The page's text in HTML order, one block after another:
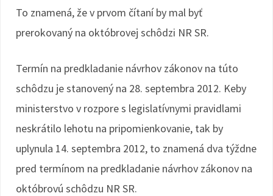
To znamená, že v prvom čítaní by mal byť
prerokovaný na októbrovej schôdzi NR SR.
Termín na predkladanie návrhov zákonov na túto
schôdzu je stanovený na 28. septembra 2012. Keby
ministerstvo v rozpore s legislatívnymi pravidlami
neskrátilo lehotu na pripomienkovanie, tak by
uplynula 14. septembra 2012, to znamená dva týždne
pred termínom na predkladanie návrhov zákonov na
októbrovú schôdzu NR SR.